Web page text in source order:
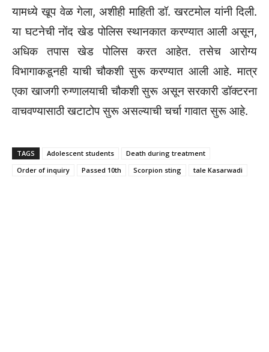
यामध्ये खूप वेळ गेला, अशीही माहिती डॉ. खरटमोल यांनी दिली.
या घटनेची नोंद खेड पोलिस स्थानकात करण्यात आली असून,
अधिक तपास खेड पोलिस करत आहेत. तसेच आरोग्य
विभागाकडूनही याची चौकशी सुरू करण्यात आली आहे. मात्र
एका खाजगी रुग्णालयाची चौकशी सुरू असून सरकारी डॉक्टरना
वाचवण्यासाठी खटाटोप सुरू असल्याची चर्चा गावात सुरू आहे.
TAGS Adolescent students
Death during treatment
Order of inquiry
Passed 10th Scorpion sting tale Kasarwadi